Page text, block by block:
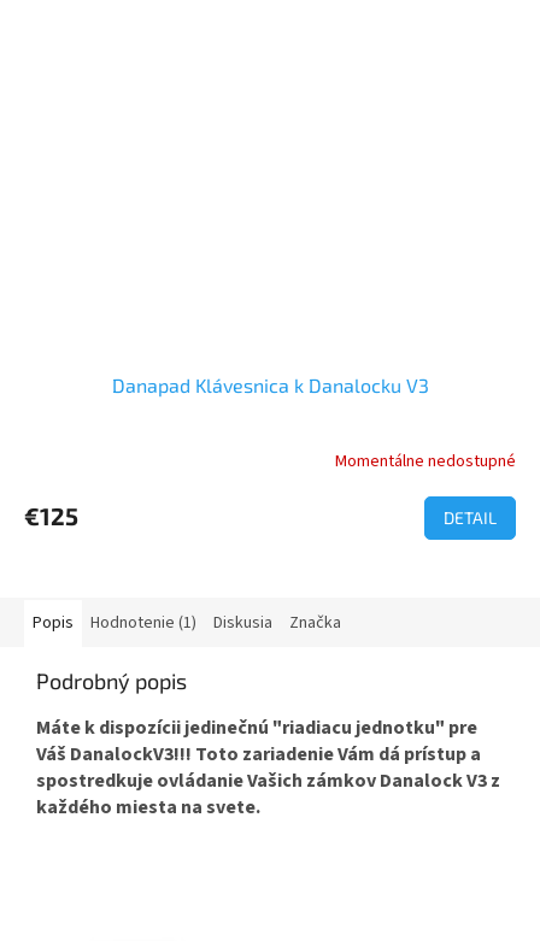
Danapad Klávesnica k Danalocku V3
Momentálne nedostupné
€125 DETAIL
Popis Hodnotenie (1) Diskusia Značka
Podrobný popis
Máte k dispozícii jedinečnú "riadiacu jednotku" pre
Váš DanalockV3!!! Toto zariadenie Vám dá prístup a
spostredkuje ovládanie Vašich zámkov Danalock V3 z
každého miesta na svete.